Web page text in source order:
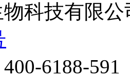
物科技有限
400-6188-591